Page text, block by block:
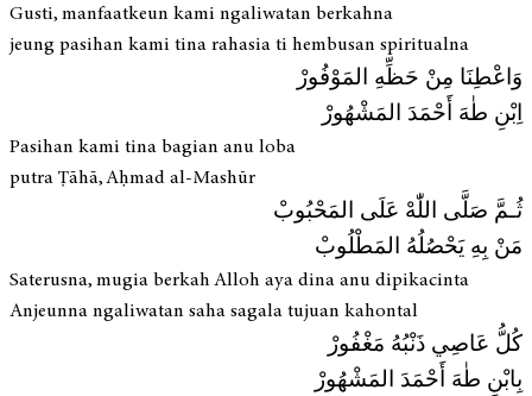
Gusti, manfaatkeun kami ngaliwatan berkahna
jeung pasihan kami tina rahasia ti hembusan spiritualna
وَاعْطِنَا مِنْ حَظِّهِ المَوْفُورْ
اِبْنِ طٰهَ أَحْمَدَ المَشْهُورْ
Pasihan kami tina bagian anu loba
putra Ṭāhā, Aḥmad al-Mashūr
ثُـمَّ صَلَّى اللّٰهْ عَلَى المَحْبُوبْ
مَنْ بِهِ يَحْصُلُهُ المَطْلُوبْ
Saterusna, mugia berkah Alloh aya dina anu dipikacinta
Anjeunna ngaliwatan saha sagala tujuan kahontal
كُلُّ عَاصِي ذَنْبُهُ مَغْفُورْ
بِابْنِ طٰهَ أَحْمَدَ المَشْهُورْ